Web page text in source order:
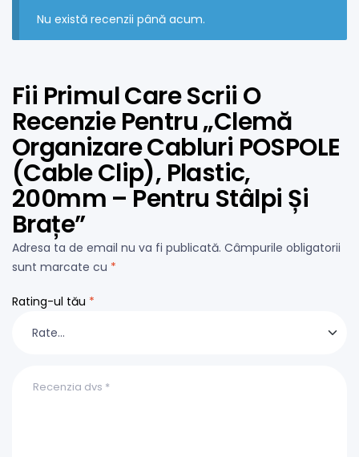
Nu există recenzii până acum.
Fii Primul Care Scrii O
Recenzie Pentru „Clemă
Organizare Cabluri POSPOLE
(Cable Clip), Plastic,
200mm – Pentru Stâlpi Și
Brațe”
Adresa ta de email nu va fi publicată. Câmpurile obligatorii
sunt marcate cu *
Rating-ul tău *